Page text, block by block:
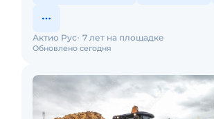
Обновлено сегодня
Актио Рус 7 лет на площадке